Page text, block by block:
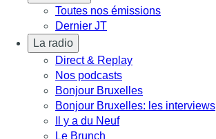
Toutes nos émissions
Dernier JT
La radio
Direct & Replay
Nos podcasts
Bonjour Bruxelles
Bonjour Bruxelles: les interviews
Il y a du Neuf
Le Brunch